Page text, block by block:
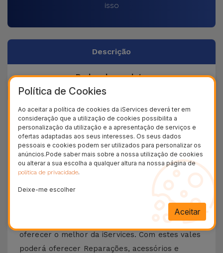
isso
Descrição
Dados do produto
Clientes satisfeitos
+ 100.000
Garantia Duradoura
36 Meses
24H
Conheça o Voucher da iServices
Os Vouchers iServices são uma forma original de
oferecer o melhor da iServices. Com estes vales
poderá oferecer Reparações, acessórios e
Política de Cookies
Ao aceitar a política de cookies da iServices deverá ter em
consideração que a utilização de cookies possibilita a
personalização da utilização e a apresentação de serviços e
ofertas adaptadas aos seus interesses. Os seus dados
pessoais e cookies podem ser utilizados para personalizar os
anúncios.Pode saber mais sobre a nossa utilização de cookies
ou alterar a sua escolha a qualquer altura na nossa página de
política de privacidade.
Deixe-me escolher
Aceitar